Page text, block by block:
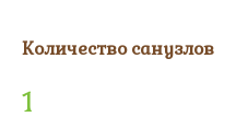
Количество санузлов
1